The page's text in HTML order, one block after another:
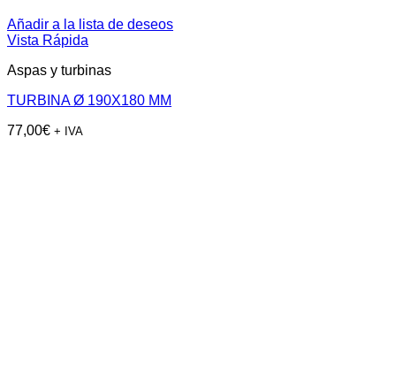
Añadir a la lista de deseos
Vista Rápida
Aspas y turbinas
TURBINA Ø 190X180 MM
77,00€ + IVA